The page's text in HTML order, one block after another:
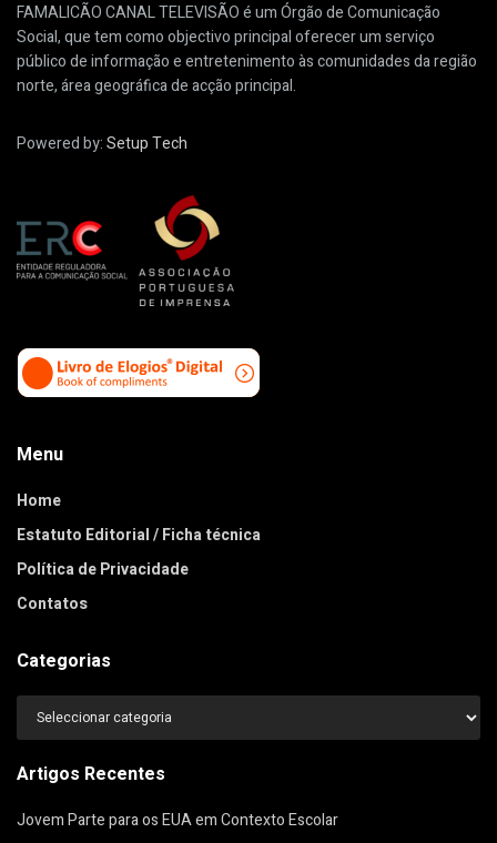
FAMALICÃO CANAL TELEVISÃO é um Órgão de Comunicação
Social, que tem como objectivo principal oferecer um serviço
público de informação e entretenimento às comunidades da região
norte, área geográfica de acção principal.
Powered by:Setup Tech
Menu
Home
Estatuto Editorial / Ficha técnica
Política de Privacidade
Contatos
Categorias
Categorias
Artigos Recentes
Jovem Parte para os EUA em Contexto Escolar